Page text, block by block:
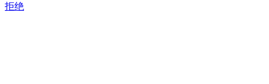
拒绝